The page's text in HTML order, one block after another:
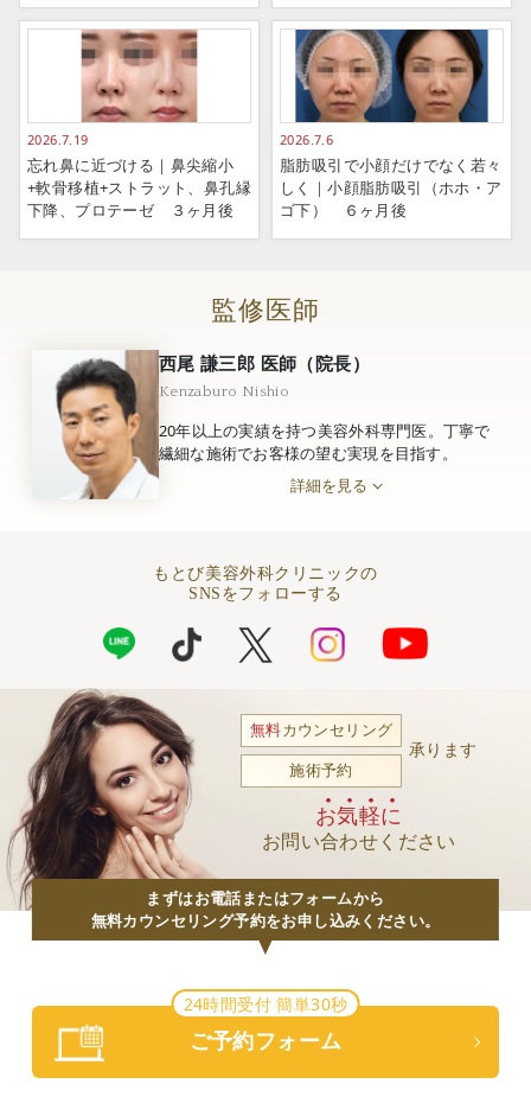
2026.7.19
忘れ鼻に近づける｜鼻尖縮小
+軟骨移植+ストラット、鼻孔縁
下降、プロテーゼ ３ヶ月後
2026.7.6
脂肪吸引で小顔だけでなく若々
しく｜小顔脂肪吸引（ホホ・ア
ゴ下） ６ヶ月後
監修医師
西尾 謙三郎 医師（院長）
Kenzaburo Nishio
20年以上の実績を持つ美容外科専門医。丁寧で
繊細な施術でお客様の望む実現を目指す。
詳細を見る
もとび美容外科クリニックの
SNSをフォローする
無料カウンセリング
施術予約
承ります
お気軽に
お問い合わせください
まずはお電話またはフォームから
無料カウンセリング予約をお申し込みください。
24時間受付 簡単30秒
ご予約フォーム